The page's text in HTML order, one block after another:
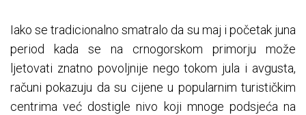
Iako se tradicionalno smatralo da su maj i početak juna
period kada se na crnogorskom primorju može
ljetovati znatno povoljnije nego tokom jula i avgusta,
računi pokazuju da su cijene u popularnim turističkim
centrima već dostigle nivo koji mnoge podsjeća na